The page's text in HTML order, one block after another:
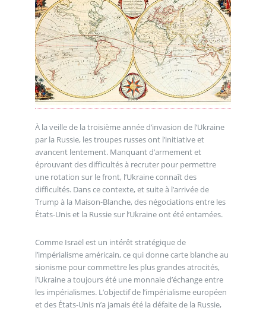
À la veille de la troisième année d’invasion de l’Ukraine
par la Russie, les troupes russes ont l’initiative et
avancent lentement. Manquant d’armement et
éprouvant des difficultés à recruter pour permettre
une rotation sur le front, l’Ukraine connaît des
difficultés. Dans ce contexte, et suite à l’arrivée de
Trump à la Maison-Blanche, des négociations entre les
États-Unis et la Russie sur l’Ukraine ont été entamées.
Comme Israël est un intérêt stratégique de
l’impérialisme américain, ce qui donne carte blanche au
sionisme pour commettre les plus grandes atrocités,
l’Ukraine a toujours été une monnaie d’échange entre
les impérialismes. L’objectif de l’impérialisme européen
et des États-Unis n’a jamais été la défaite de la Russie,